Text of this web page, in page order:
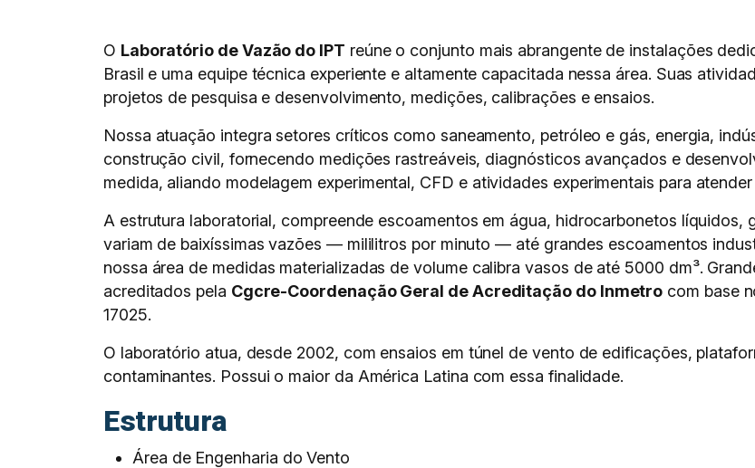
O Laboratório de Vazão do IPT reúne o conjunto mais abrangente de instalações
Brasil e uma equipe técnica experiente e altamente capacitada nessa área. Suas
projetos de pesquisa e desenvolvimento, medições, calibrações e ensaios.
Nossa atuação integra setores críticos como saneamento, petróleo e gás, energia,
construção civil, fornecendo medições rastreáveis, diagnósticos avançados e
medida, aliando modelagem experimental, CFD e atividades experimentais para
A estrutura laboratorial, compreende escoamentos em água, hidrocarbonetos líquidos,
variam de baixíssimas vazões — mililitros por minuto — até grandes escoamentos
nossa área de medidas materializadas de volume calibra vasos de até 5000 dm³.
acreditados pela Cgcre-Coordenação Geral de Acreditação do Inmetro com base
17025.
O laboratório atua, desde 2002, com ensaios em túnel de vento de edificações,
contaminantes. Possui o maior da América Latina com essa finalidade.
Estrutura
Área de Engenharia do Vento